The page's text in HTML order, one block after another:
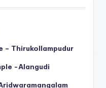
– Thirukollampudur
-Alangudi